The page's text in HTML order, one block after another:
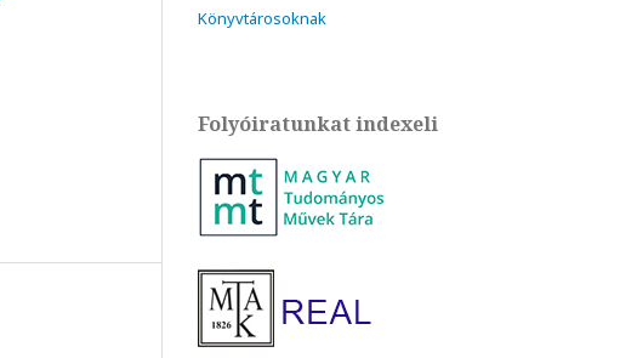
Könyvtárosoknak
Folyóiratunkat indexeli